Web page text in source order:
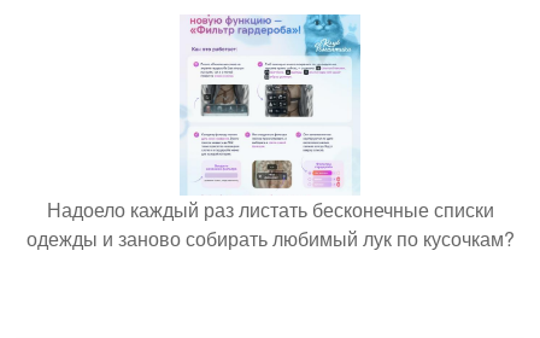
Надоело каждый раз листать бесконечные списки
одежды и заново собирать любимый лук по кусочкам?